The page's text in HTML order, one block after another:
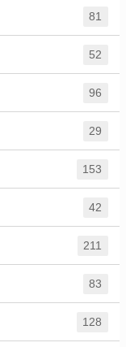
81
52
96
29
153
42
211
83
128